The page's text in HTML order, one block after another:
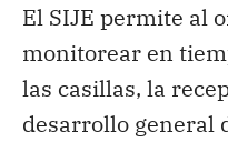
El SIJE permite al
monitorear en
las casillas, la
desarrollo general